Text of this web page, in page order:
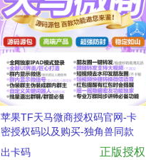
苹果TF天马微商授权码官网-卡
密授权码以及购买-独角兽同款
出卡码
正版授权